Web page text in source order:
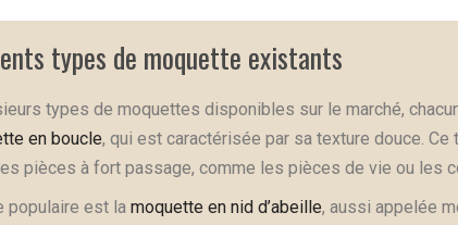
types de moquette existants
types de moquettes disponibles sur le marché,
en boucle, qui est caractérisée par sa texture douce.
pièces à fort passage, comme les pièces de vie ou les
populaire est la moquette en nid d’abeille, aussi appelée